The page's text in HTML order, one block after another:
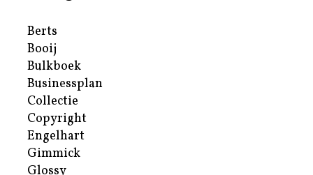
Berts
Booij
Bulkboek
Businessplan
Collectie
Copyright
Engelhart
Gimmick
Glossy